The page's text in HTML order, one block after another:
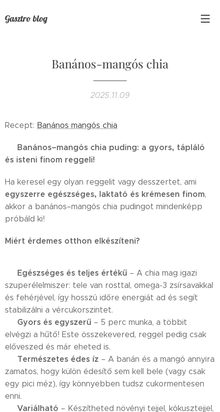
Gasztro blog
Banános-mangós chia
2025.11.09
Recept: Banános mangós chia
Banános–mangós chia puding: a gyors, tápláló
és isteni finom reggeli!
Ha keresel egy olyan reggelit vagy desszertet, ami
egyszerre egészséges, laktató és krémesen finom,
akkor a banános–mangós chia pudingot mindenképp
próbáld ki! 🥭🍌
Miért érdemes otthon elkészíteni?
Egészséges és teljes értékű – A chia mag igazi
szuperélelmiszer: tele van rosttal, omega-3 zsírsavakkal
és fehérjével, így hosszú időre energiát ad és segít
stabilizálni a vércukorszintet.
Gyors és egyszerű – 5 perc munka, a többit
elvégzi a hűtő! Este összekevered, reggel pedig csak
előveszed és már eheted is.
Természetes édes íz – A banán és a mangó annyira
zamatos, hogy külön édesítő sem kell bele (vagy csak
egy pici méz), így könnyebben tudsz cukormentesen
enni.
Variálható – Készítheted növényi tejjel, kókusztejjel,